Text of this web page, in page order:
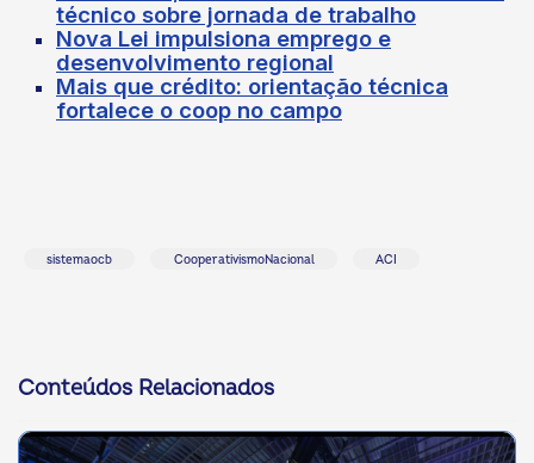
técnico sobre jornada de trabalho
Nova Lei impulsiona emprego e
desenvolvimento regional
Mais que crédito: orientação técnica
fortalece o coop no campo
sistemaocb CooperativismoNacional ACI
Conteúdos Relacionados